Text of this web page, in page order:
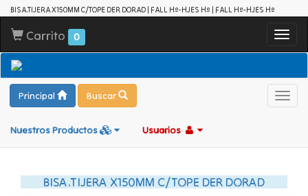
BISA.TIJERA X150MM C/TOPE DER DORAD | FALL Hº-HJES Hº | FALL Hº-HJES Hº
Carrito 0
Principal Buscar
Nuestros Productos Usuarios
BISA.TIJERA X150MM C/TOPE DER DORAD